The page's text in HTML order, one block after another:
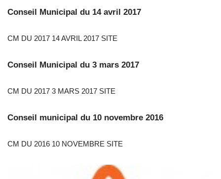
Conseil Municipal du 14 avril 2017
CM DU 2017 14 AVRIL 2017 SITE
Conseil Municipal du 3 mars 2017
CM DU 2017 3 MARS 2017 SITE
Conseil municipal du 10 novembre 2016
CM DU 2016 10 NOVEMBRE SITE